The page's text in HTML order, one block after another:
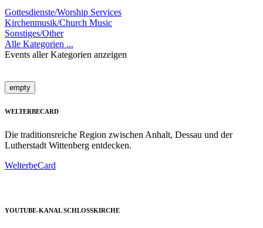
Gottesdienste/Worship Services
Kirchenmusik/Church Music
Sonstiges/Other
Alle Kategorien ...
Events aller Kategorien anzeigen
empty
WELTERBECARD
Die traditionsreiche Region zwischen Anhalt, Dessau und der
Lutherstadt Wittenberg entdecken.
WelterbeCard
YOUTUBE-KANAL SCHLOSSKIRCHE